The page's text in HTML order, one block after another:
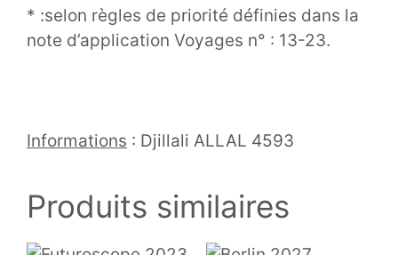
* :selon règles de priorité définies dans la
note d’application Voyages n° : 13-23.
Informations : Djillali ALLAL 4593
Produits similaires